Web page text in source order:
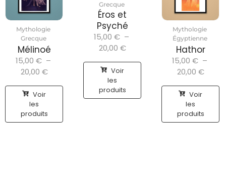
Mythologie
Grecque
Mélinoé
15,00 € –
20,00 €
Voir
les
produits
Grecque
Éros et
Psyché
15,00 € –
20,00 €
Voir
les
produits
Mythologie
Égyptienne
Hathor
15,00 € –
20,00 €
Voir
les
produits